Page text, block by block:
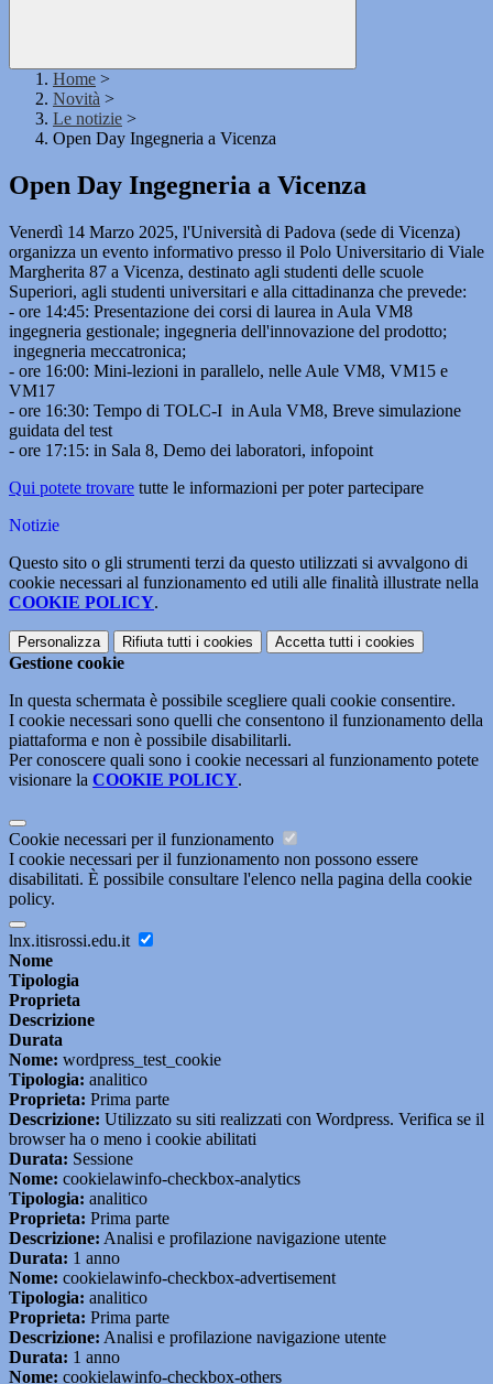
Home >
Novità >
Le notizie >
Open Day Ingegneria a Vicenza
Open Day Ingegneria a Vicenza
Venerdì 14 Marzo 2025, l'Università di Padova (sede di Vicenza)
organizza un evento informativo presso il Polo Universitario di Viale
Margherita 87 a Vicenza, destinato agli studenti delle scuole
Superiori, agli studenti universitari e alla cittadinanza che prevede:
- ore 14:45: Presentazione dei corsi di laurea in Aula VM8
ingegneria gestionale; ingegneria dell'innovazione del prodotto;
ingegneria meccatronica;
- ore 16:00: Mini-lezioni in parallelo, nelle Aule VM8, VM15 e
VM17
- ore 16:30: Tempo di TOLC-I in Aula VM8, Breve simulazione
guidata del test
- ore 17:15: in Sala 8, Demo dei laboratori, infopoint
Qui potete trovare tutte le informazioni per poter partecipare
Notizie
Questo sito o gli strumenti terzi da questo utilizzati si avvalgono di
cookie necessari al funzionamento ed utili alle finalità illustrate nella
COOKIE POLICY.
Personalizza Rifiuta tutti i cookies Accetta tutti i cookies
Gestione cookie
In questa schermata è possibile scegliere quali cookie consentire.
I cookie necessari sono quelli che consentono il funzionamento della
piattaforma e non è possibile disabilitarli.
Per conoscere quali sono i cookie necessari al funzionamento potete
visionare la COOKIE POLICY.
Cookie necessari per il funzionamento
I cookie necessari per il funzionamento non possono essere
disabilitati. È possibile consultare l'elenco nella pagina della cookie
policy.
lnx.itisrossi.edu.it
Nome
Tipologia
Proprieta
Descrizione
Durata
Nome: wordpress_test_cookie
Tipologia: analitico
Proprieta: Prima parte
Descrizione: Utilizzato su siti realizzati con Wordpress. Verifica se il
browser ha o meno i cookie abilitati
Durata: Sessione
Nome: cookielawinfo-checkbox-analytics
Tipologia: analitico
Proprieta: Prima parte
Descrizione: Analisi e profilazione navigazione utente
Durata: 1 anno
Nome: cookielawinfo-checkbox-advertisement
Tipologia: analitico
Proprieta: Prima parte
Descrizione: Analisi e profilazione navigazione utente
Durata: 1 anno
Nome: cookielawinfo-checkbox-others